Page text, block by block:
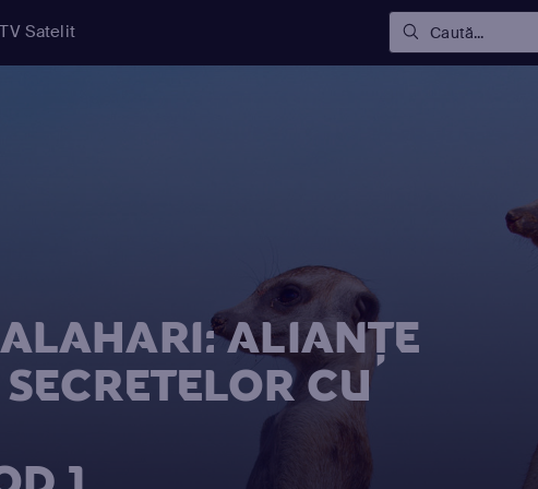
TV Satelit Caută...
ALIANȚE
CU